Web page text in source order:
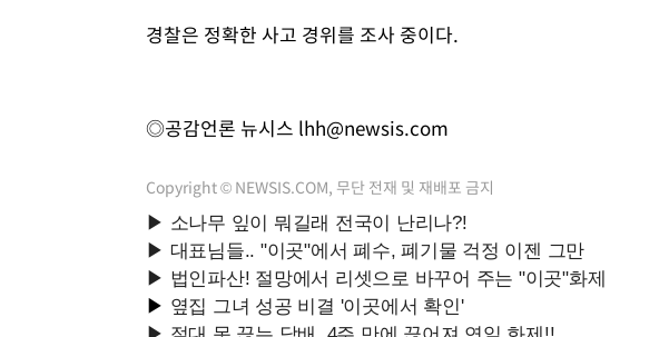
경찰은 정확한 사고 경위를 조사 중이다.
◎공감언론 뉴시스 lhh@newsis.com
Copyright © NEWSIS.COM, 무단 전재 및 재배포 금지